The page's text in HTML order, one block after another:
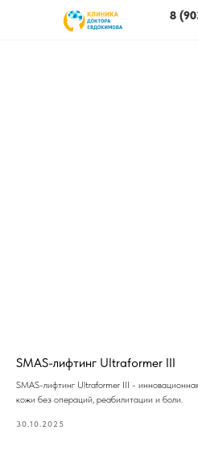
8
SMAS-лифтинг Ultraformer III
SMAS-лифтинг Ultraformer III -
кожи без операций, реабилитации и боли.
30.10.2025